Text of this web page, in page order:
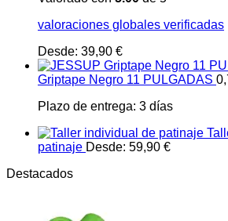
valoraciones globales verificadas
Desde: 39,90 €
Griptape Negro 11 PULGADAS
Plazo de entrega: 3 días
patinaje Desde: 59,90 €
Destacados